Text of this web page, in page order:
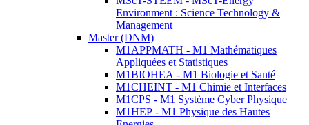
Environment : Science Technology &
Management
Master (DNM)
M1APPMATH - M1 Mathématiques
Appliquées et Statistiques
M1BIOHEA - M1 Biologie et Santé
M1CHEINT - M1 Chimie et Interfaces
M1CPS - M1 Système Cyber Physique
M1HEP - M1 Physique des Hautes